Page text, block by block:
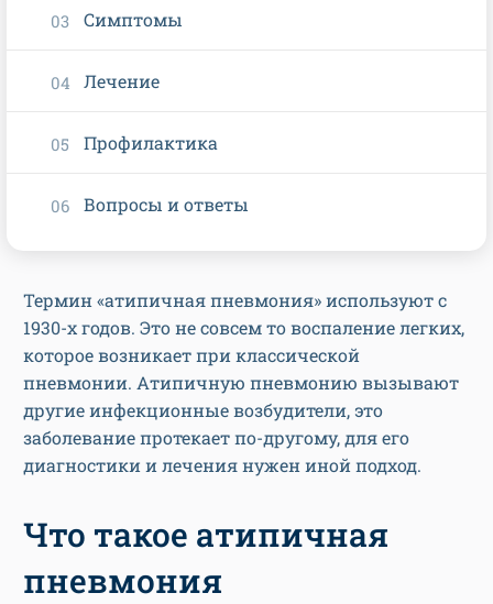
Термин «атипичная пневмония» используют с
1930-х годов. Это не совсем то воспаление легких,
которое возникает при классической
пневмонии. Атипичную пневмонию вызывают
другие инфекционные возбудители, это
заболевание протекает по-другому, для его
диагностики и лечения нужен иной подход.
Что такое атипичная
пневмония
Симптомы
Лечение
Профилактика
Вопросы и ответы